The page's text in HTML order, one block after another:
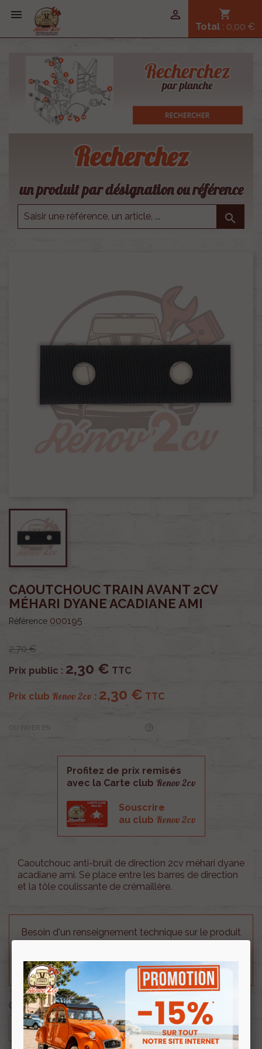
 shopping_cart
Total : 0,00 €

Recherchez
un produit par désignation ou référence

CAOUTCHOUC TRAIN AVANT 2CV
MÉHARI DYANE ACADIANE AMI
Référence 000195
2,70 €
Prix public : 2,30 € TTC
Prix club Renov 2cv : 2,30 € TTC
OU PAYER EN
Profitez de prix remisés
avec la Carte club Renov 2cv
Souscrire
au club Renov 2cv
Caoutchouc anti-bruit de direction 2cv méhari dyane
acadiane ami. Se place entre les barres de direction
et la tôle coulissante de crémaillère.
Besoin d'un renseignement technique sur le produit
? N'hésitez pas à contacter notre service
renov2cv.technique@gmail.com.
Quantité
 AJOUTER AU PANIER